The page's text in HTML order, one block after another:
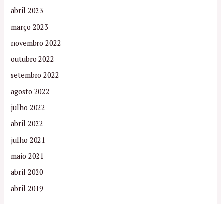
abril 2023
março 2023
novembro 2022
outubro 2022
setembro 2022
agosto 2022
julho 2022
abril 2022
julho 2021
maio 2021
abril 2020
abril 2019